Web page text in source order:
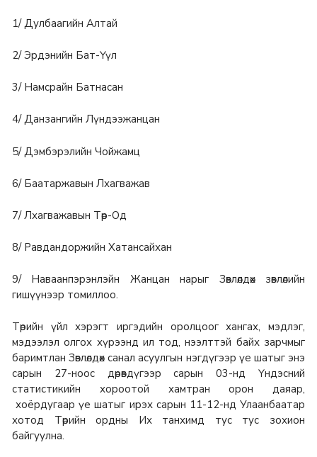
1/ Дулбаагийн Алтай
2/ Эрдэнийн Бат-Үүл
3/ Намсрайн Батнасан
4/ Данзангийн Лүндээжанцан
5/ Дэмбэрэлийн Чойжамц
6/ Баатаржавын Лхагважав
7/ Лхагважавын Төр-Од
8/ Равдандоржийн Хатансайхан
9/ Наваанпэрэнлэйн Жанцан нарыг Зөвлөлдөх зөвлөлийн
гишүүнээр томиллоо.
Төрийн үйл хэрэгт иргэдийн оролцоог хангах, мэдлэг,
мэдээлэл олгох хүрээнд ил тод, нээлттэй байх зарчмыг
баримтлан Зөвлөлдөх санал асуулгын нэгдүгээр үе шатыг энэ
сарын 27-ноос дөрөвдүгээр сарын 03-нд Үндэсний
статистикийн хороотой хамтран орон даяар,
хоёрдугаар үе шатыг ирэх сарын 11-12-нд Улаанбаатар
хотод Төрийн ордны Их танхимд тус тус зохион
байгуулна.